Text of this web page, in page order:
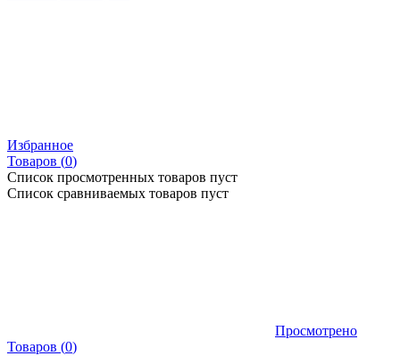
Избранное
Товаров (0)
Список просмотренных товаров пуст
Список сравниваемых товаров пуст
Просмотрено
Товаров (0)